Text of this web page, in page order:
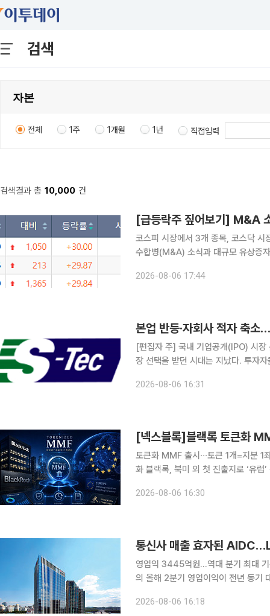
검색
전체 1주 1개월 1년 직접입력
검색결과 총 10,000 건
코스피 시장에서 3개 종목, 코스닥 시
수합병(M&A) 소식과 대규모 유상증
2026-08-06 17:44
[편집자 주] 국내 기업공개(IPO) 시장
장 선택을 받던 시대는 지났다. 투자
섰다. 본지는 상장을 앞둔 기업의 기
2026-08-06 16:31
[넥스블록]블랙록 토큰화
토큰화 MMF 출시∙∙∙토큰 1개=지분 1
화 블랙록, 북미 외 첫 진출지로 ‘유럽
인 시장에서의 입지를 강화한다
2026-08-06 16:30
통신사 매출 효자된
영업익 3445억원…역대 분기 최대 기록
의 올해 2분기 영업이익이 전년 동기
전년 동기 대비 92.5% 급증하는 등
2026-08-06 16:18